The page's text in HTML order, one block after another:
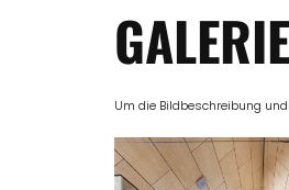
GALERIE
Um die Bildbeschreibung